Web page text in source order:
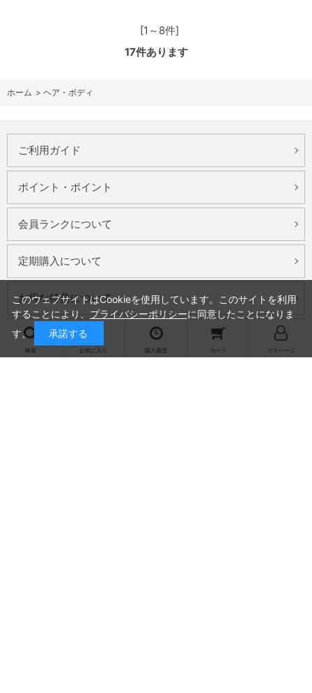
[1～8件]
17件あります
ホーム > ヘア・ボディ
ご利用ガイド
ポイント・ポイント
会員ランクについて
定期購入について
お得な特典について
お問い合わせ
検索 お気に入り 購入履歴 カート マイページ
このウェブサイトはCookieを使用しています。このサイトを利用
することにより、 プライバシーポリシーに同意したことになりま
す。
承諾する